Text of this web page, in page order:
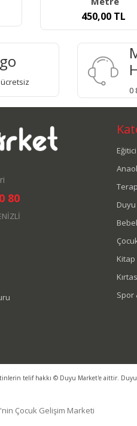
560,00
ücretsiz
0
80
Kitap
Spor
telif hakkı © Duyu Market'e aittir.
Çocuk Gelişim Marketi